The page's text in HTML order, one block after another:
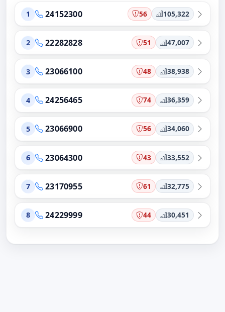
1 24152300 56 105,322
2 22282828 51 47,007
3 23066100 48 38,938
4 24256465 74 36,359
5 23066900 56 34,060
6 23064300 43 33,552
7 23170955 61 32,775
8 24229999 44 30,451